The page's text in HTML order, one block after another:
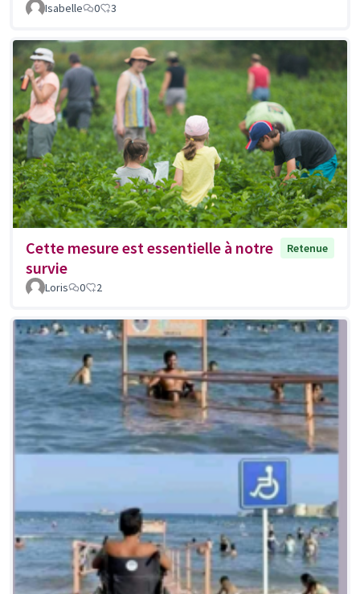
Isabelle
0 3
Cette mesure est essentielle à notre
survie
Retenue
Loris 0 2